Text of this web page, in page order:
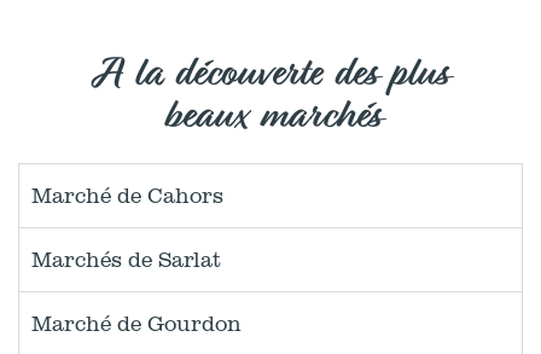
A la découverte des plus
beaux marchés
Marché de Cahors
Marchés de Sarlat
Marché de Gourdon